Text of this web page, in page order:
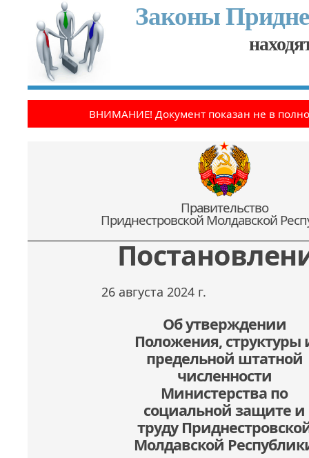
Законы
ВНИМАНИЕ! Документ показан не в
Правительство
Приднестровской Молдавской
26 августа 2024 г.
Об утверждении
Положения, структуры
предельной штатной
численности
Министерства по
социальной защите и
труду
Молдавской